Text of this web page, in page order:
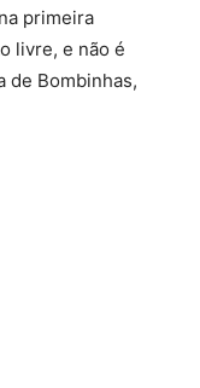
primeira
livre, e não é
de Bombinhas,